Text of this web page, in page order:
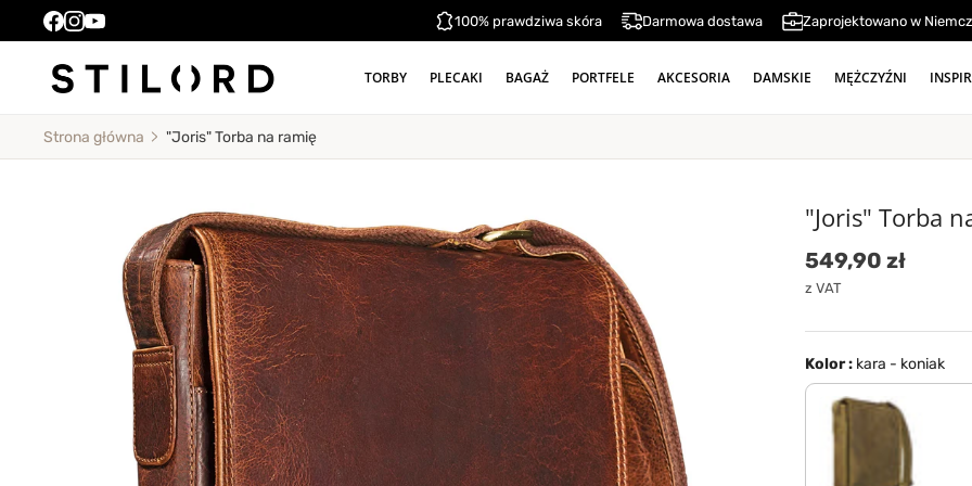
100% prawdziwa skóra Darmowa dostawa Zaprojektowano w
TORBY PLECAKI BAGAŻ PORTFELE AKCESORIA DAMSKIE MĘŻCZYŹNI
Strona główna "Joris" Torba na ramię
"Joris" Torba
Cena
549,90 zł
z VAT
Kolor : kara - koniak